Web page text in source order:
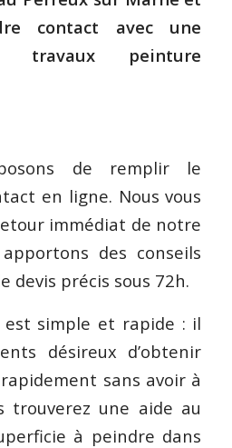
contact avec une
travaux peinture
de remplir le
en ligne. Nous vous
immédiat de notre
des conseils
devis précis sous 72h.
est simple et rapide : il
désireux d’obtenir
sans avoir à
trouverez une aide au
à peindre dans